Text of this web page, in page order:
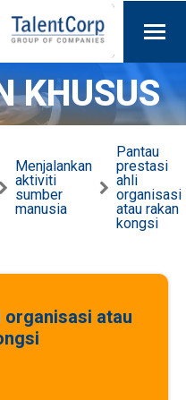
KHUSUS
Menjalankan
aktiviti
sumber
manusia
Pantau
prestasi
ahli
organisasi
atau rakan
kongsi
organisasi atau